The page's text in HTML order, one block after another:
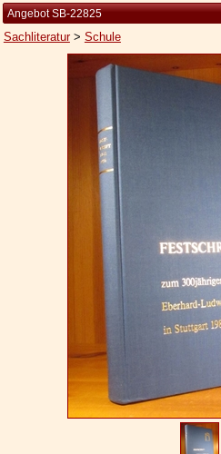
Kleine Kulturgeschichte
Die Brockhaus Auflagen
Die Meyer Auflagen
Zu den Angeboten
Geschäftsbedingungen
Datenschutzerklärung
Angebot SB-22825
Sachliteratur> Schule